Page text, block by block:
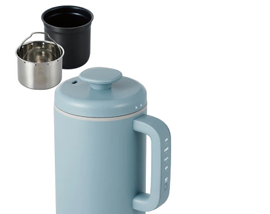
Amazonで見る
キューブ型マイコ
ンジャー炊飯器
Amazonで見る
VERTEX nikome
マルチライスクッ
カー VT-MRC
Amazonで見る
バーミキュラ
(Vermicular) ライ
スポットミニ 3合
炊き RP19A
シンプルでありつ
つ個性的なデザイ
(Epeios) LOAF 炊
おひつをイメージ
したミニマルスタ